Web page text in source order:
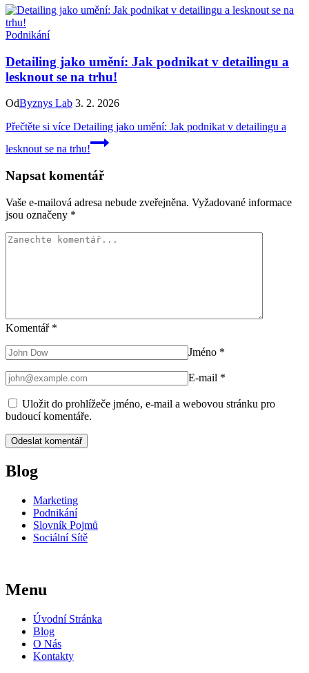
Podnikání
Detailing jako umění: Jak podnikat v detailingu a
lesknout se na trhu!
OdByznys Lab 3. 2. 2026
Přečtěte si více Detailing jako umění: Jak podnikat v detailingu a
lesknout se na trhu!
Napsat komentář
Vaše e-mailová adresa nebude zveřejněna. Vyžadované informace
jsou označeny *
Komentář *
Jméno *
E-mail *
Uložit do prohlížeče jméno, e-mail a webovou stránku pro
budoucí komentáře.
Blog
Marketing
Podnikání
Slovník Pojmů
Sociální Sítě
Menu
Úvodní Stránka
Blog
O Nás
Kontakty